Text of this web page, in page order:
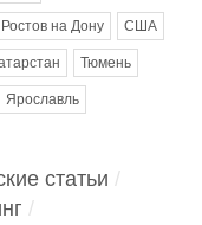
Ростов на Дону США
Тюмень
Ярославль
статьи